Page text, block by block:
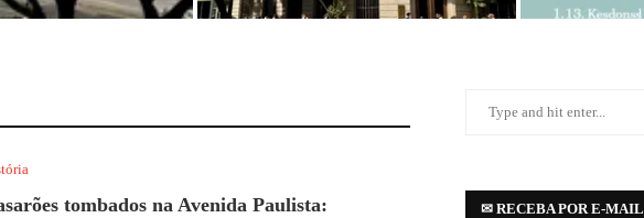
tombados na Avenida Paulista:
✉ RECEBA POR E-MAIL